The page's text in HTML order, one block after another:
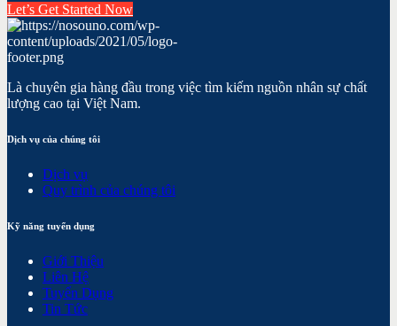
Let’s Get Started Now
Là chuyên gia hàng đầu trong việc tìm kiếm nguồn nhân sự chất
lượng cao tại Việt Nam.
Dịch vụ của chúng tôi
Dịch vụ
Quy trình của chúng tôi
Kỹ năng tuyển dụng
Giới Thiệu
Liên Hệ
Tuyển Dụng
Tin Tức